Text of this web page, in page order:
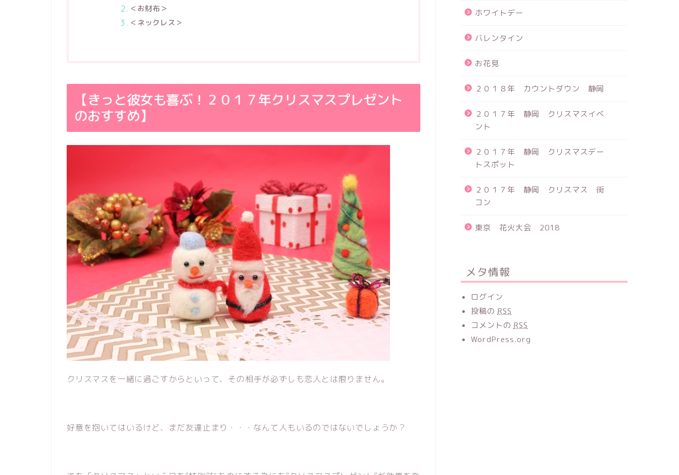
＜お財布＞
＜ネックレス＞
【きっと彼女も喜ぶ！２０１７年クリスマスプレゼント
のおすすめ】
クリスマスを一緒に過ごすからといって、その相手が必ずしも恋人とは限りません。
好意を抱いてはいるけど、まだ友達止まり・・・なんて人もいるのではないでしょうか？
ホワイトデー
バレンタイン
お花見
２０１８年 カウントダウン 静岡
２０１７年 静岡 クリスマスイベ
ント
２０１７年 静岡 クリスマスデー
トスポット
２０１７年 静岡 クリスマス 街
コン
東京 花火大会 2018
メタ情報
ログイン
投稿の RSS
コメントの RSS
WordPress.org